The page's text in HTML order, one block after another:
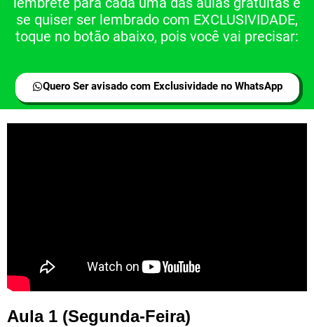
se quiser ser lembrado com EXCLUSIVIDADE,
toque no botão abaixo, pois você vai precisar:
Quero Ser avisado com Exclusividade no WhatsApp
Aula 1 (Segunda-Feira)